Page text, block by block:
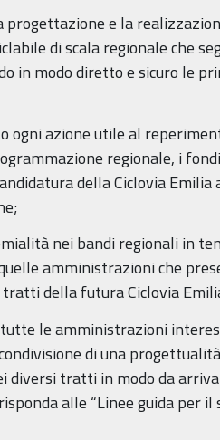
e la
di scala regionale che
in modo diretto e sicuro le
ogni azione utile al
regionale, i
della Ciclovia
nei bandi regionali in
amministrazioni che
della futura Ciclovia
le amministrazioni
di una
diversi tratti in modo da
alle “Linee guida per